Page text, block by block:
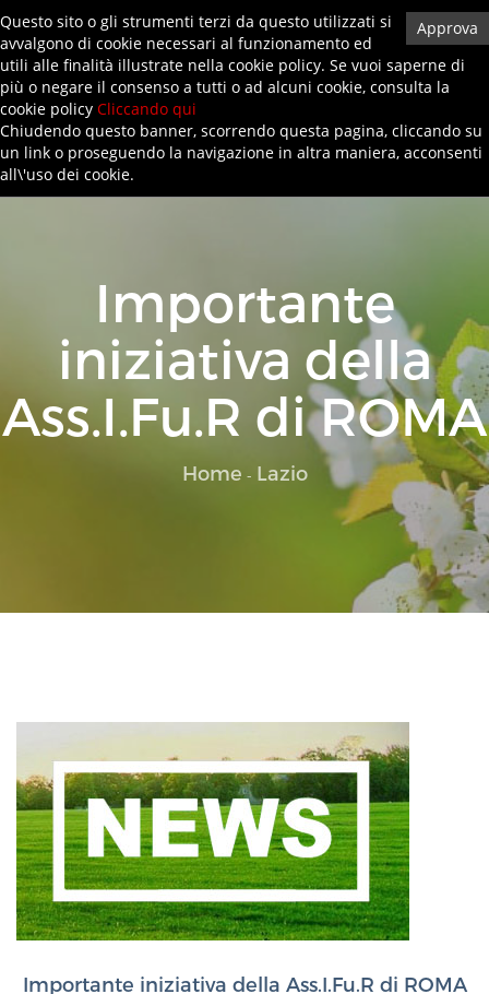
0872719145 info@anifa-artigiani.it Privacy Policy
Importante
iniziativa della
Ass.I.Fu.R di ROMA
Home - Lazio
Importante iniziativa della Ass.I.Fu.R di ROMA
Approva
Questo sito o gli strumenti terzi da questo utilizzati si
avvalgono di cookie necessari al funzionamento ed
utili alle finalità illustrate nella cookie policy. Se vuoi saperne di
più o negare il consenso a tutti o ad alcuni cookie, consulta la
cookie policy Cliccando qui
Chiudendo questo banner, scorrendo questa pagina, cliccando su
un link o proseguendo la navigazione in altra maniera, acconsenti
all\'uso dei cookie.